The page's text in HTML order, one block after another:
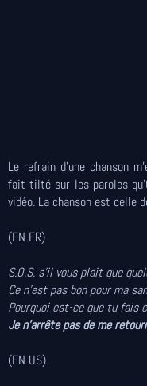
Le refrain d'une chanson
fait tilté sur les paroles
vidéo. La chanson est celle
(EN FR)
S.O.S. s'il vous plaît que
Ce n'est pas bon pour ma
Pourquoi est-ce que tu fais
Je n'arrête pas de me
(EN US)